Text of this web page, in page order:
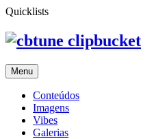
Quicklists
clipbucket
Menu
Conteúdos
Imagens
Vibes
Galerias